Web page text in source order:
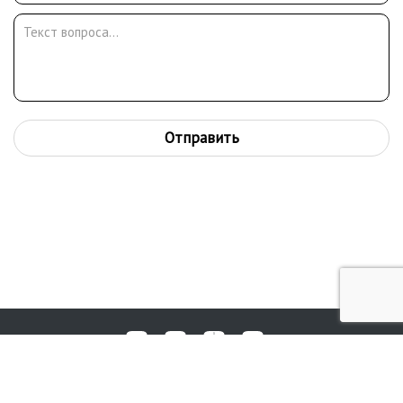
кинофильму «Иван Грозный»), М. Роммом, Е. Дзиганом, А.
Миттой, Ю. Вышинским и другими. Персональная выставка П.Д.
Киселева прошла в 1979 г. в Москве. Его работы хранятся в
Отправить